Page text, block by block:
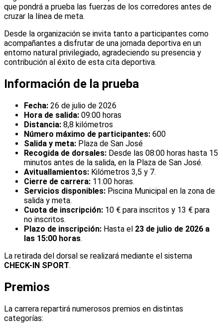
que pondrá a prueba las fuerzas de los corredores antes de
cruzar la línea de meta.
Desde la organización se invita tanto a participantes como
acompañantes a disfrutar de una jornada deportiva en un
entorno natural privilegiado, agradeciendo su presencia y
contribución al éxito de esta cita deportiva.
Información de la prueba
Fecha: 26 de julio de 2026
Hora de salida: 09:00 horas
Distancia: 8,8 kilómetros
Número máximo de participantes: 600
Salida y meta: Plaza de San José
Recogida de dorsales: Desde las 08:00 horas hasta 15
minutos antes de la salida, en la Plaza de San José.
Avituallamientos: Kilómetros 3,5 y 7.
Cierre de carrera: 11:00 horas.
Servicios disponibles: Piscina Municipal en la zona de
salida y meta.
Cuota de inscripción: 10 € para inscritos y 13 € para
no inscritos.
Plazo de inscripción: Hasta el 23 de julio de 2026 a
las 15:00 horas.
La retirada del dorsal se realizará mediante el sistema
CHECK-IN SPORT.
Premios
La carrera repartirá numerosos premios en distintas
categorías: